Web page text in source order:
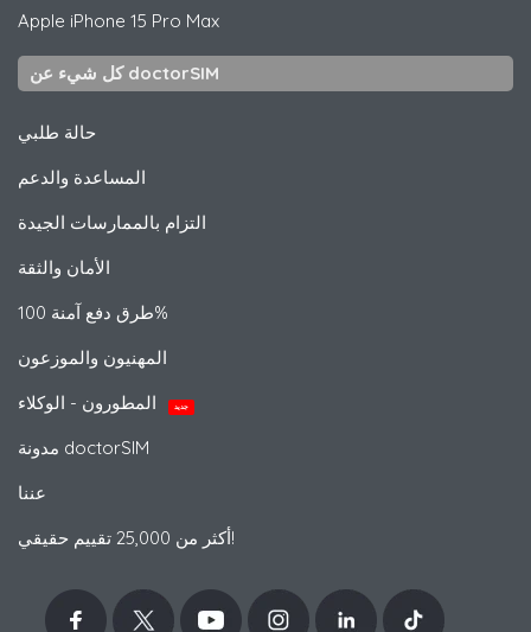
Apple iPhone 15 Pro Max
كل شيء عن doctorSIM
حالة طلبي
المساعدة والدعم
التزام بالممارسات الجيدة
الأمان والثقة
طرق دفع آمنة 100%
المهنيون والموزعون
جديد
مدونة doctorSIM
عننا
أكثر من 25,000 تقييم حقيقي!